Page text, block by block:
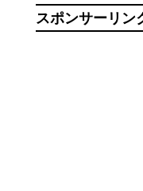
スポンサーリン